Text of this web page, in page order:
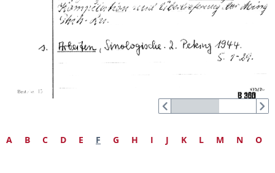
A B C D E F G H I J K L M N O